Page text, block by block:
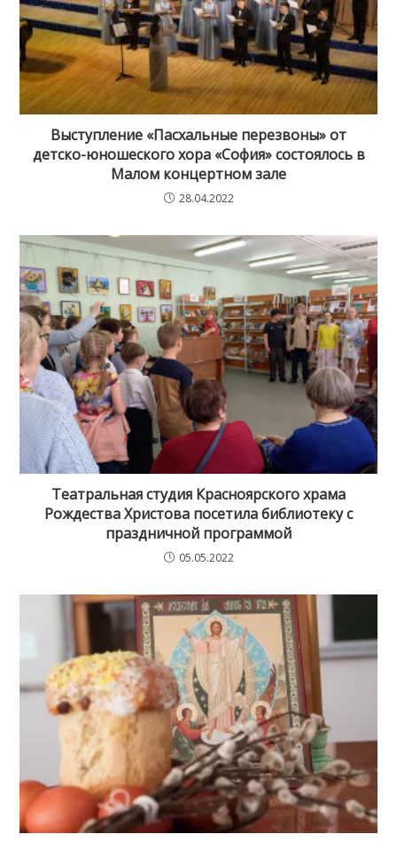
Выступление «Пасхальные перезвоны» от
детско-юношеского хора «София» состоялось в
Малом концертном зале
28.04.2022
Театральная студия Красноярского храма
Рождества Христова посетила библиотеку с
праздничной программой
05.05.2022